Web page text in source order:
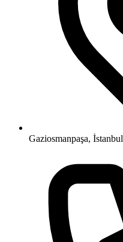
Gaziosmanpaşa, İstanbul